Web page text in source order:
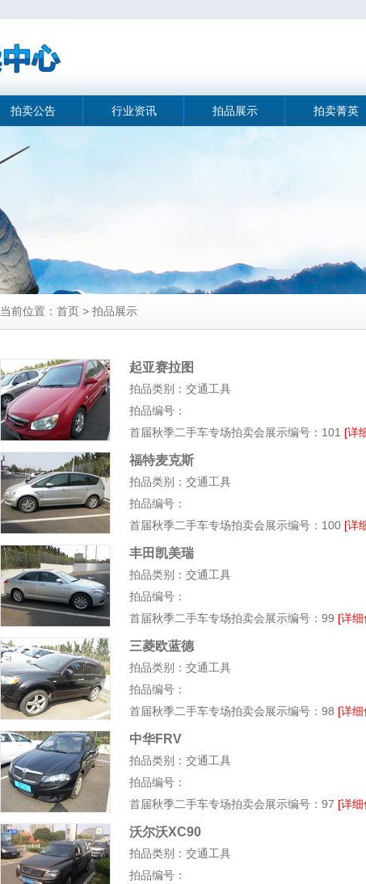
拍卖公告 行业资讯 拍品展示 拍卖菁英
当前位置：首页 > 拍品展示
起亚赛拉图
拍品类别：交通工具
拍品编号：
首届秋季二手车专场拍卖会展示编号：101 [详
福特麦克斯
拍品类别：交通工具
拍品编号：
首届秋季二手车专场拍卖会展示编号：100 [详
丰田凯美瑞
拍品类别：交通工具
拍品编号：
首届秋季二手车专场拍卖会展示编号：99 [详细
三菱欧蓝德
拍品类别：交通工具
拍品编号：
首届秋季二手车专场拍卖会展示编号：98 [详细
中华FRV
拍品类别：交通工具
拍品编号：
首届秋季二手车专场拍卖会展示编号：97 [详细
沃尔沃XC90
拍品类别：交通工具
拍品编号：